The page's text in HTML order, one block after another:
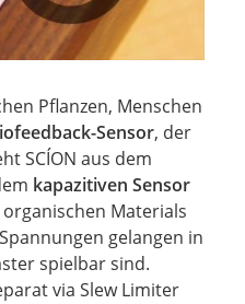
Pflanzen, Menschen
Sensor, der
SCÍON aus dem
kapazitiven Sensor
Materials
gelangen in
spielbar sind.
via Slew Limiter